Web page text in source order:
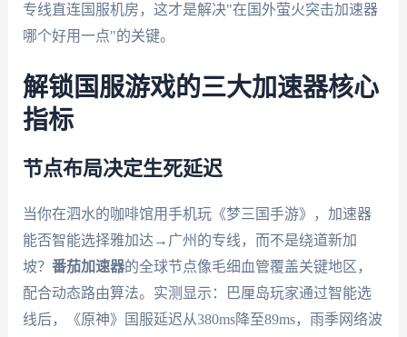
专线直连国服机房，这才是解决"在国外萤火突击加速器
哪个好用一点"的关键。
解锁国服游戏的三大加速器核心
指标
节点布局决定生死延迟
当你在泗水的咖啡馆用手机玩《梦三国手游》，加速器
能否智能选择雅加达→广州的专线，而不是绕道新加
坡？ 番茄加速器的全球节点像毛细血管覆盖关键地区，
配合动态路由算法。实测显示：巴厘岛玩家通过智能选
线后，《原神》国服延迟从380ms降至89ms，雨季网络波